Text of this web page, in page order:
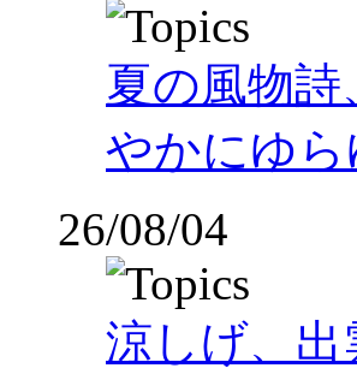
夏の風物
やかにゆ
26/08/04
涼しげ、